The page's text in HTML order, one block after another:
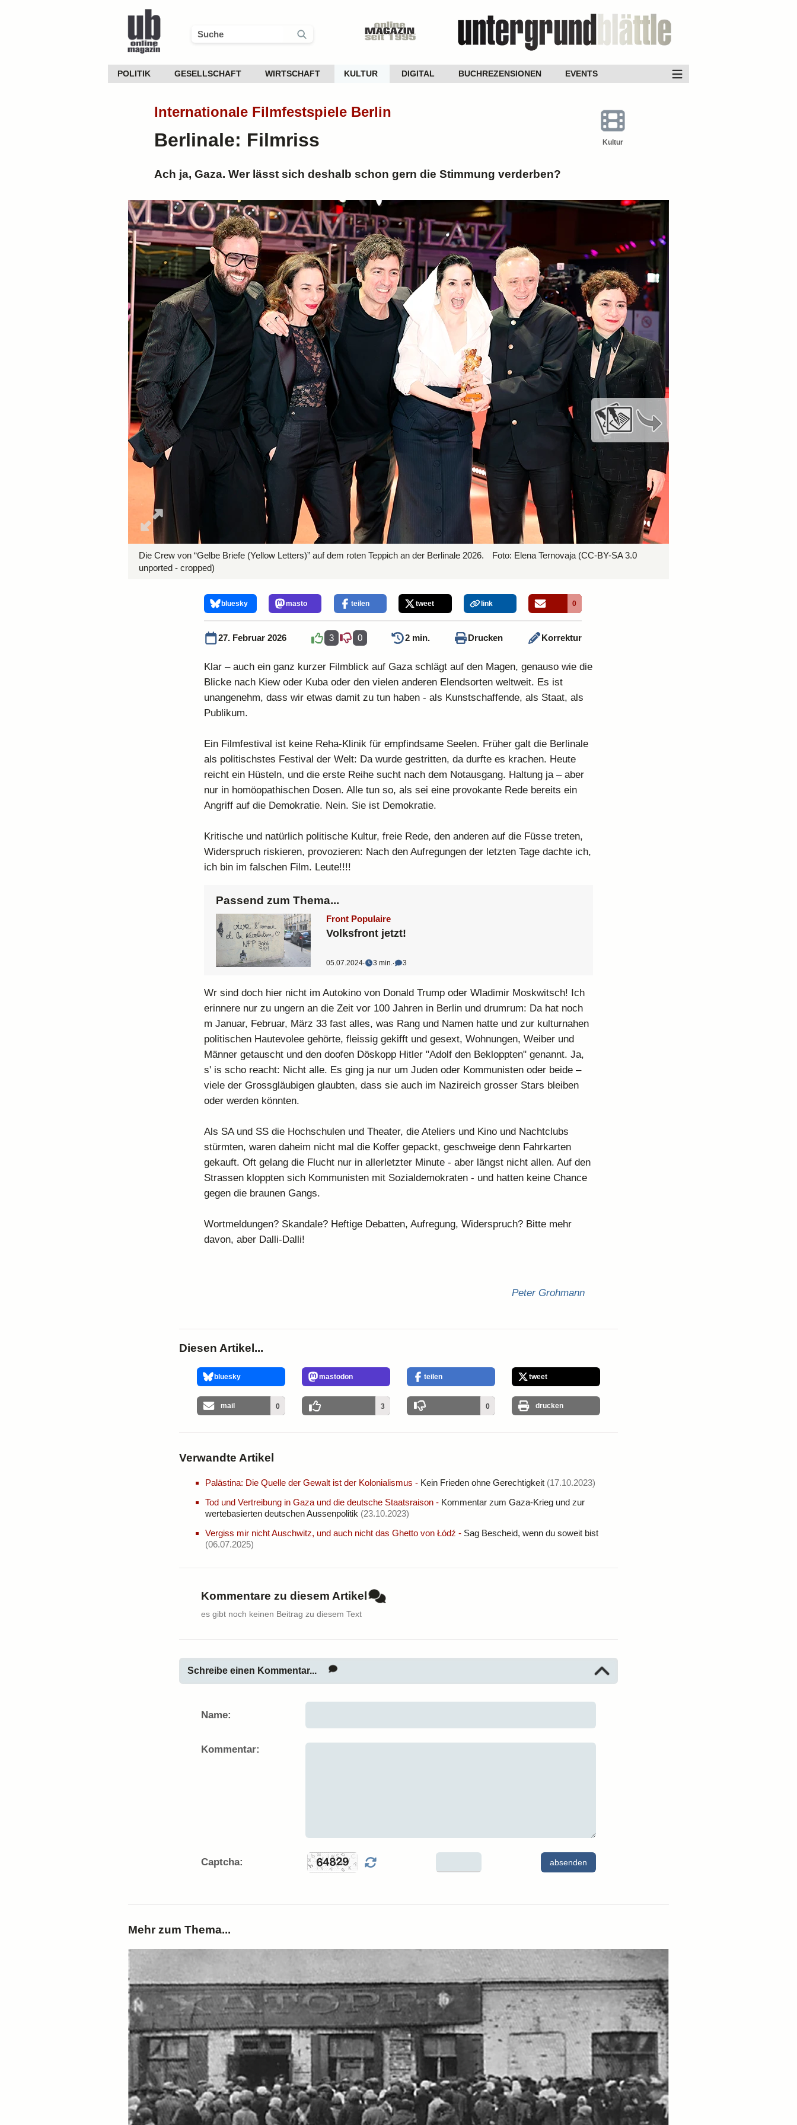
POLITIK GESELLSCHAFT WIRTSCHAFT KULTUR DIGITAL BUCHREZENSIONEN EVENTS
Internationale Filmfestspiele Berlin
Berlinale: Filmriss Kultur
Ach ja, Gaza. Wer lässt sich deshalb schon gern die Stimmung verderben?
Die Crew von “Gelbe Briefe (Yellow Letters)” auf dem roten Teppich an der Berlinale 2026. Foto: Elena Ternovaja (CC-BY-SA 3.0
unported - cropped)
bluesky masto teilen tweet link 0
27. Februar 2026 3 0 2 min. Drucken Korrektur
Klar – auch ein ganz kurzer Filmblick auf Gaza schlägt auf den Magen, genauso wie die
Blicke nach Kiew oder Kuba oder den vielen anderen Elendsorten weltweit. Es ist
unangenehm, dass wir etwas damit zu tun haben - als Kunstschaffende, als Staat, als
Publikum.
Ein Filmfestival ist keine Reha-Klinik für empfindsame Seelen. Früher galt die Berlinale
als politischstes Festival der Welt: Da wurde gestritten, da durfte es krachen. Heute
reicht ein Hüsteln, und die erste Reihe sucht nach dem Notausgang. Haltung ja – aber
nur in homöopathischen Dosen. Alle tun so, als sei eine provokante Rede bereits ein
Angriff auf die Demokratie. Nein. Sie ist Demokratie.
Kritische und natürlich politische Kultur, freie Rede, den anderen auf die Füsse treten,
Widerspruch riskieren, provozieren: Nach den Aufregungen der letzten Tage dachte ich,
ich bin im falschen Film. Leute!!!!
Passend zum Thema...
Front Populaire
Volksfront jetzt!
05.07.2024‧ 3 min.‧ 3
Wr sind doch hier nicht im Autokino von Donald Trump oder Wladimir Moskwitsch! Ich
erinnere nur zu ungern an die Zeit vor 100 Jahren in Berlin und drumrum: Da hat noch
m Januar, Februar, März 33 fast alles, was Rang und Namen hatte und zur kulturnahen
politischen Hautevolee gehörte, fleissig gekifft und gesext, Wohnungen, Weiber und
Männer getauscht und den doofen Döskopp Hitler "Adolf den Bekloppten" genannt. Ja,
s' is scho reacht: Nicht alle. Es ging ja nur um Juden oder Kommunisten oder beide –
viele der Grossgläubigen glaubten, dass sie auch im Nazireich grosser Stars bleiben
oder werden könnten.
Als SA und SS die Hochschulen und Theater, die Ateliers und Kino und Nachtclubs
stürmten, waren daheim nicht mal die Koffer gepackt, geschweige denn Fahrkarten
gekauft. Oft gelang die Flucht nur in allerletzter Minute - aber längst nicht allen. Auf den
Strassen kloppten sich Kommunisten mit Sozialdemokraten - und hatten keine Chance
gegen die braunen Gangs.
Wortmeldungen? Skandale? Heftige Debatten, Aufregung, Widerspruch? Bitte mehr
davon, aber Dalli-Dalli!
Peter Grohmann
Diesen Artikel...
bluesky mastodon teilen tweet
mail 0 3 0 drucken
Verwandte Artikel
Palästina: Die Quelle der Gewalt ist der Kolonialismus - Kein Frieden ohne Gerechtigkeit (17.10.2023)
Tod und Vertreibung in Gaza und die deutsche Staatsraison - Kommentar zum Gaza-Krieg und zur
wertebasierten deutschen Aussenpolitik (23.10.2023)
Vergiss mir nicht Auschwitz, und auch nicht das Ghetto von Łódź - Sag Bescheid, wenn du soweit bist
(06.07.2025)
Kommentare zu diesem Artikel
es gibt noch keinen Beitrag zu diesem Text
Schreibe einen Kommentar...
Name:
Kommentar:
Captcha:
Mehr zum Thema...